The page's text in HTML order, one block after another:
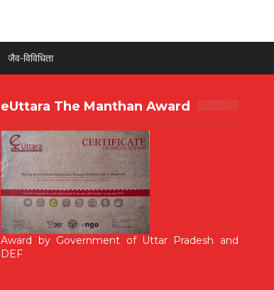
जैव-विविधिता
eUttara The Manthan Award
Award by Government of Uttar Pradesh and
DEF